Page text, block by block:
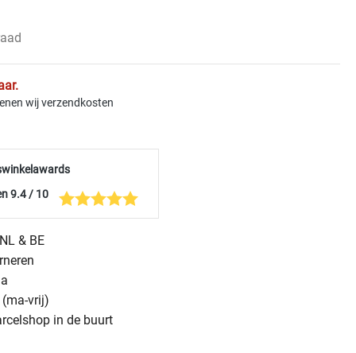
wij verzendkosten
9.4 / 10
& BE
vrij)
in de buurt